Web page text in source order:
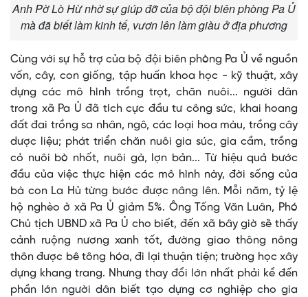
Anh Pờ Lò Hừ nhờ sự giúp đỡ của bộ đội biên phòng Pa Ủ
mà đã biết làm kinh tế, vươn lên làm giàu ở địa phương
Cùng với sự hỗ trợ của bộ đội biên phòng Pa Ủ về nguồn
vốn, cây, con giống, tập huấn khoa học - kỹ thuật, xây
dựng các mô hình trồng trọt, chăn nuôi... người dân
trong xã Pa Ủ đã tích cực đầu tư công sức, khai hoang
đất đai trồng sa nhân, ngô, các loại hoa màu, trồng cây
dược liệu; phát triển chăn nuôi gia súc, gia cầm, trồng
cỏ nuôi bò nhốt, nuôi gà, lợn bản... Từ hiệu quả bước
đầu của việc thực hiện các mô hình này, đời sống của
bà con La Hủ từng bước được nâng lên. Mỗi năm, tỷ lệ
hộ nghèo ở xã Pa Ủ giảm 5%. Ông Tống Văn Luân, Phó
Chủ tịch UBND xã Pa Ủ cho biết, đến xã bây giờ sẽ thấy
cảnh ruộng nương xanh tốt, đường giao thông nông
thôn được bê tông hóa, đi lại thuận tiện; trường học xây
dựng khang trang. Nhưng thay đổi lớn nhất phải kể đến
phần lớn người dân biết tạo dựng cơ nghiệp cho gia